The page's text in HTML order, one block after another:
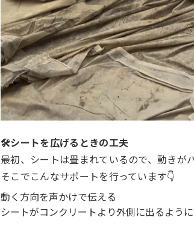
🛠シートを広げるときの工夫
最初、シートは畳まれているので、動きが
そこでこんなサポートを行っています👇
動く方向を声かけで伝える
シートがコンクリートより外側に出るよう